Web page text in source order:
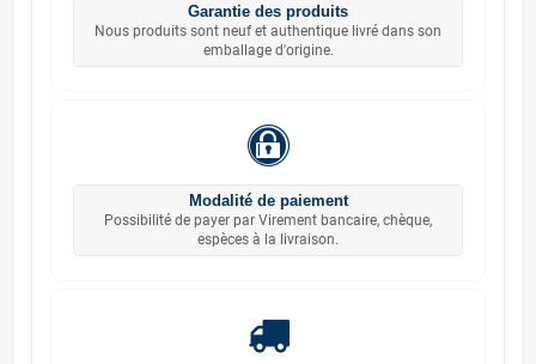
Garantie des produits
Nous produits sont neuf et authentique livré dans son
emballage d'origine.
Modalité de paiement
Possibilité de payer par Virement bancaire, chèque,
espèces à la livraison.